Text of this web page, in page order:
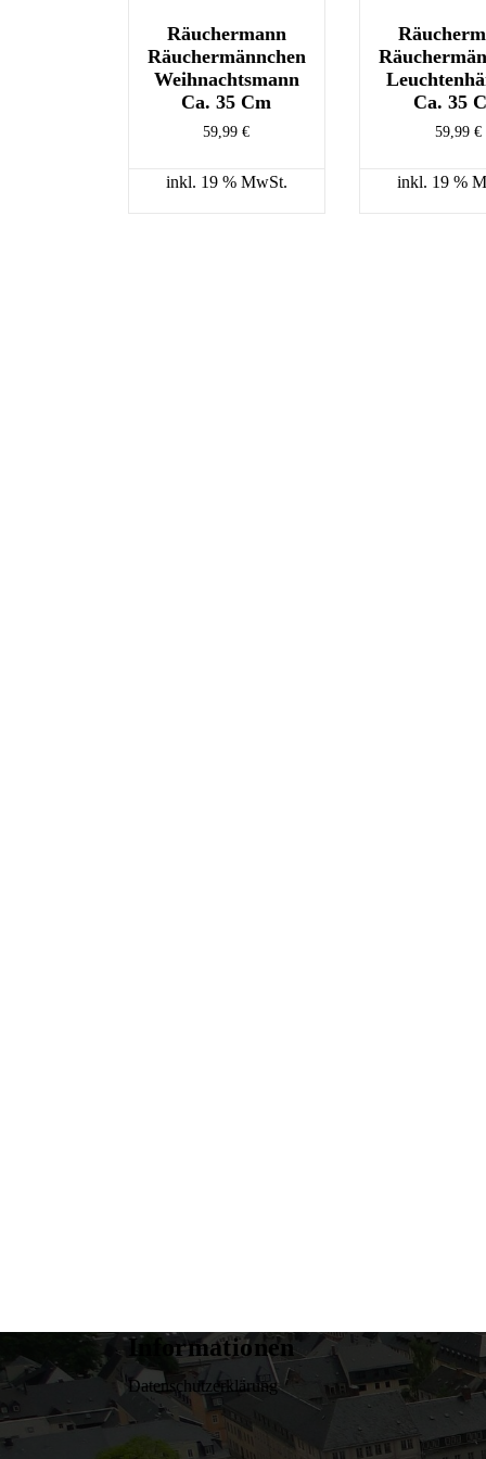
Räuchermann
Räuchermännchen
Weihnachtsmann
Ca. 35 Cm
59,99€
inkl. 19 % MwSt.
Ca. 35
59,99 €
inkl. 19 %
Informationen
Datenschutzerklärung